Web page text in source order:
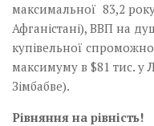
максимальної 83,2
Афганістані), ВВП на
купівельної
максимуму в $81 тис. у
Зімбабве).
Рівняння на рівність!